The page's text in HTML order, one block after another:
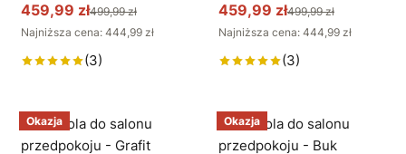
459,99 zł499,99 zł
Najniższa cena: 444,99 zł
(3)
459,99 zł499,99 zł
Najniższa cena: 444,99 zł
(3)
Okazja Okazja